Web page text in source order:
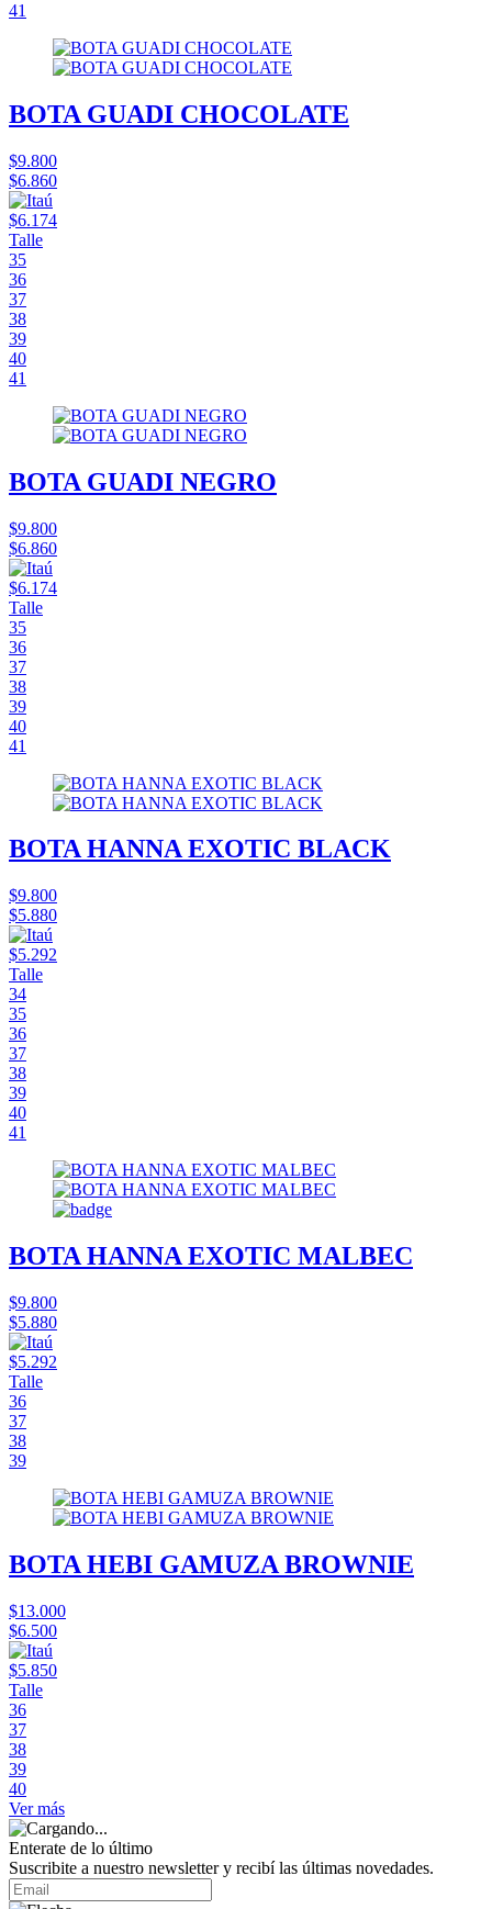
41
BOTA GUADI CHOCOLATE
$9.800
$6.860
$6.174
Talle
35
36
37
38
39
40
41
BOTA GUADI NEGRO
$9.800
$6.860
$6.174
Talle
35
36
37
38
39
40
41
BOTA HANNA EXOTIC BLACK
$9.800
$5.880
$5.292
Talle
34
35
36
37
38
39
40
41
BOTA HANNA EXOTIC MALBEC
$9.800
$5.880
$5.292
Talle
36
37
38
39
BOTA HEBI GAMUZA BROWNIE
$13.000
$6.500
$5.850
Talle
36
37
38
39
40
Ver más
Enterate de lo último
Suscribite a nuestro newsletter y recibí las últimas novedades.